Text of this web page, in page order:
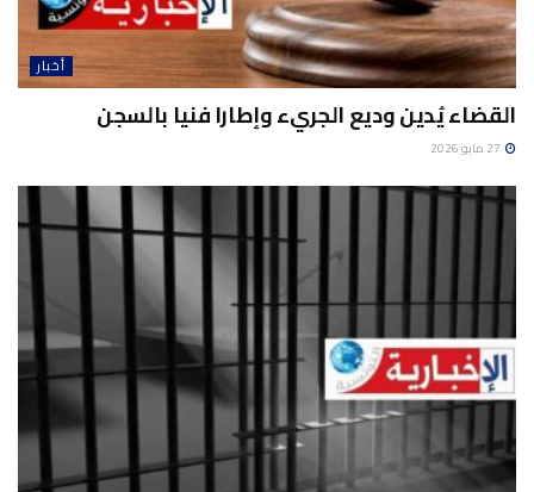
أخبار
القضاء يُدين وديع الجريء وإطارا فنيا بالسجن